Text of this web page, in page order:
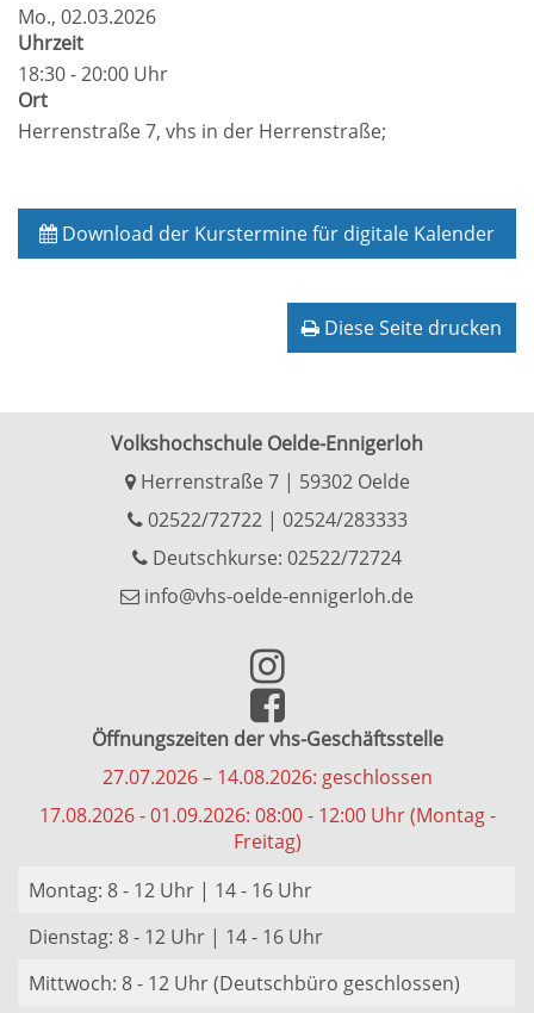
Mo., 02.03.2026
Uhrzeit
18:30 - 20:00 Uhr
Ort
Herrenstraße 7, vhs in der Herrenstraße;
Download der Kurstermine für digitale Kalender
Diese Seite drucken
Volkshochschule Oelde-Ennigerloh
Herrenstraße 7 | 59302 Oelde
02522/72722| 02524/283333
Deutschkurse: 02522/72724
info@vhs-oelde-ennigerloh.de
Öffnungszeiten der vhs-Geschäftsstelle
27.07.2026 – 14.08.2026: geschlossen
17.08.2026 - 01.09.2026: 08:00 - 12:00 Uhr (Montag -
Freitag)
Montag: 8 - 12 Uhr | 14 - 16 Uhr
Dienstag: 8 - 12 Uhr | 14 - 16 Uhr
Mittwoch: 8 - 12 Uhr (Deutschbüro geschlossen)